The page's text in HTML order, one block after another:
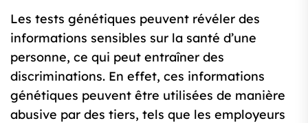
Les tests génétiques peuvent révéler des
informations sensibles sur la santé d’une
personne, ce qui peut entraîner des
discriminations. En effet, ces informations
génétiques peuvent être utilisées de manière
abusive par des tiers, tels que les employeurs